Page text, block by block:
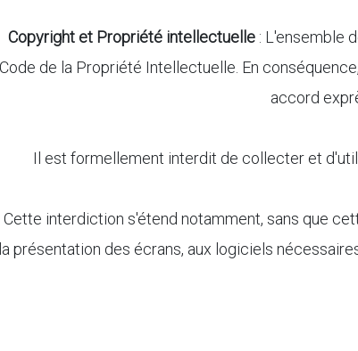
Copyright et Propriété intellectuelle: L'ensemble
Code de la Propriété Intellectuelle. En
accord
Il est formellement interdit de collecter et
Cette interdiction s'étend notamment, sans que
la présentation des écrans, aux logiciels